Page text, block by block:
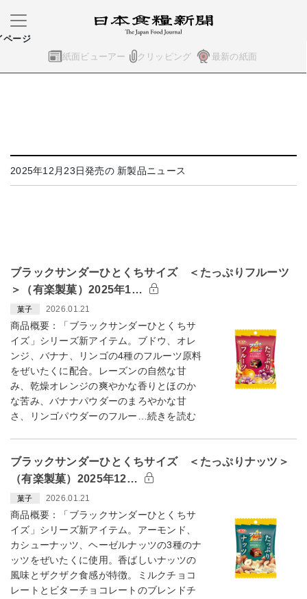
紙面ビューアー クリッピング 最新の紙面
ページ
2025年12月23日発売の 新製品ニュース
ブラックサンダーひとくちサイズ ＜たっぷりフルーツ
＞（有楽製菓）2025年1…
菓子 2026.01.21
商品概要：「ブラックサンダーひとくちサ
イズ」シリーズ新アイテム。ブドウ、オレ
ンジ、バナナ、リンゴの4種のフルーツ原料
をぜいたくに配合。レーズンの自然な甘
み、乾燥オレンジの爽やかな香りとほのか
な苦み、バナナパウダーのまろやかな甘
さ、リンゴパウダーのフルー…続きを読む
ブラックサンダーひとくちサイズ ＜たっぷりナッツ＞
（有楽製菓）2025年12…
菓子 2026.01.21
商品概要：「ブラックサンダーひとくちサ
イズ」シリーズ新アイテム。アーモンド、
カシューナッツ、ヘーゼルナッツの3種のナ
ッツをぜいたくに使用。香ばしいナッツの
風味とザクザク食感が特徴。ミルクチョコ
レートとビターチョコレートのブレンドチ